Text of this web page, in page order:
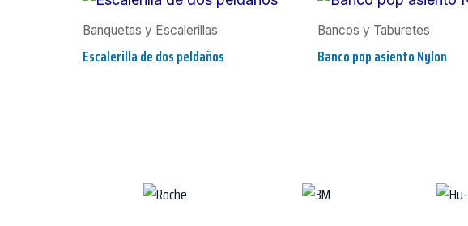
Banquetas y Escalerillas
Escalerilla de dos peldaños
Bancos y Taburetes
Banco pop asiento Nylon